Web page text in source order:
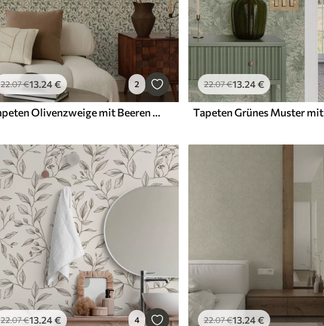
22.07€13.24€ 2
Tapeten Olivenzweige mit Beeren auf warmem, hellem Hintergrund
22.07€13.24€
22.07€13.24€ 4 22.07€13.24€